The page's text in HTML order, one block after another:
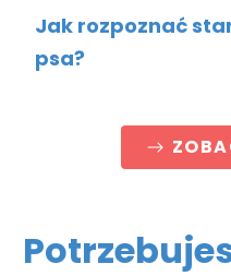
Jak rozpoznać
psa?